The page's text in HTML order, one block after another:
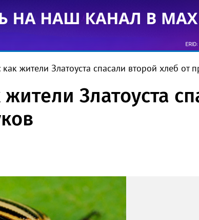
жители Златоуста спасали второй хлеб от
Златоуста